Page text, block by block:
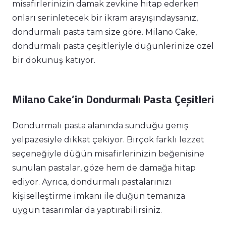
misafirlerinizin damak zevkine hitap ederken
onları serinletecek bir ikram arayışındaysanız,
dondurmalı pasta tam size göre. Milano Cake,
dondurmalı pasta çeşitleriyle düğünlerinize özel
bir dokunuş katıyor.
Milano Cake’in Dondurmalı Pasta Çeşitleri
Dondurmalı pasta alanında sunduğu geniş
yelpazesiyle dikkat çekiyor. Birçok farklı lezzet
seçeneğiyle düğün misafirlerinizin beğenisine
sunulan pastalar, göze hem de damağa hitap
ediyor. Ayrıca, dondurmalı pastalarınızı
kişiselleştirme imkanı ile düğün temanıza
uygun tasarımlar da yaptırabilirsiniz.